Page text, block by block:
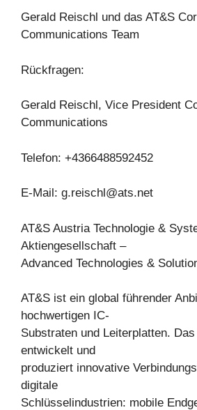
Gerald Reischl und das AT&S
Communications Team
Rückfragen:
Gerald Reischl, Vice President
Communications
Telefon: +4366488592452
E-Mail: g.reischl@ats.net
AT&S Austria Technologie &
Aktiengesellschaft –
Advanced Technologies &
AT&S ist ein global führender
hochwertigen IC-
Substraten und Leiterplatten.
entwickelt und
produziert innovative
digitale
Schlüsselindustrien: mobile